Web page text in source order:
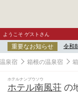
ようこそ ゲストさん
重要なお知らせ 令和
泉宿 箱根の温泉宿
ホテルナンプウソウ
ホテル南風荘 の